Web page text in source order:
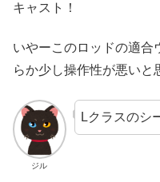
キャスト！
いやーこのロッドの適合
らか少し操作性が悪いと
ジル
Lクラスのシ